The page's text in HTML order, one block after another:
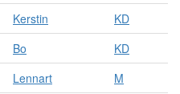
Kerstin
KD
Bo
KD
Lennart
M